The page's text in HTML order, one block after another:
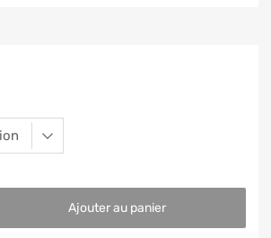
Ajouter au panier